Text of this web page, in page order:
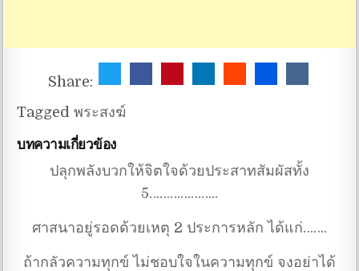
Share:
Taggedพระสงฆ์
บทความเกี่ยวข้อง
ปลุกพลังบวกให้จิตใจด้วยประสาทสัมผัสทั้ง
5………………..
ศาสนาอยู่รอดด้วยเหตุ 2 ประการหลัก ได้แก่…….
ถ้ากลัวความทุกข์ ไม่ชอบใจในความทุกข์ จงอย่าได้